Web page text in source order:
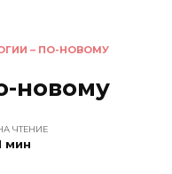
– ПО-НОВОМУ
новому
ЧТЕНИЕ
мин